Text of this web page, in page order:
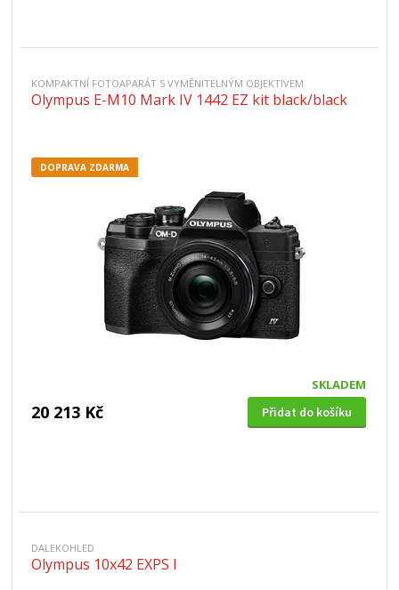
KOMPAKTNÍ FOTOAPARÁT S VYMĚNITELNÝM OBJEKTIVEM
Olympus E-M10 Mark IV 1442 EZ kit black/black
DOPRAVA ZDARMA
SKLADEM
20 213 Kč Přidat do košíku
DALEKOHLED
Olympus 10x42 EXPS I